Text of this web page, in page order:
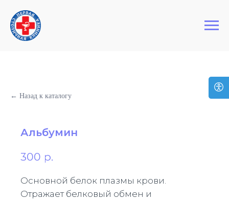
Первая Столичная Клиника
← Назад к каталогу
Альбумин
300 р.
Основной белок плазмы крови.
Отражает белковый обмен и